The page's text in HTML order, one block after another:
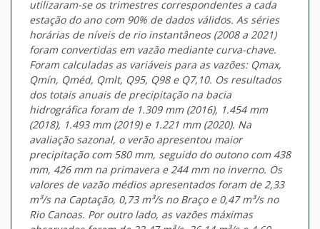
utilizaram-se os trimestres correspondentes a cada
estação do ano com 90% de dados válidos. As séries
horárias de níveis de rio instantâneos (2008 a 2021)
foram convertidas em vazão mediante curva-chave.
Foram calculadas as variáveis para as vazões: Qmax,
Qmín, Qméd, Qmlt, Q95, Q98 e Q7,10. Os resultados
dos totais anuais de precipitação na bacia
hidrográfica foram de 1.309 mm (2016), 1.454 mm
(2018), 1.493 mm (2019) e 1.221 mm (2020). Na
avaliação sazonal, o verão apresentou maior
precipitação com 580 mm, seguido do outono com 438
mm, 426 mm na primavera e 244 mm no inverno. Os
valores de vazão médios apresentados foram de 2,33
m³/s na Captação, 0,73 m³/s no Braço e 0,47 m³/s no
Rio Canoas. Por outro lado, as vazões máximas